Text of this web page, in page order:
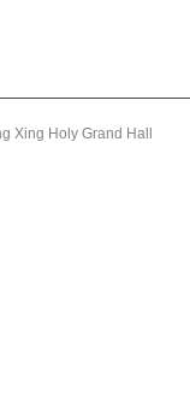
Xing Holy Grand Hall